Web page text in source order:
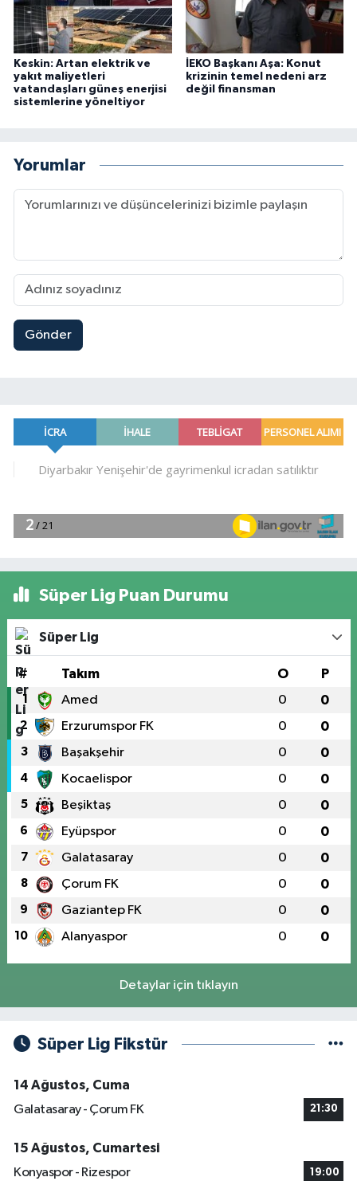
Keskin: Artan elektrik ve
yakıt maliyetleri
vatandaşları güneş enerjisi
sistemlerine yöneltiyor
İEKO Başkanı Aşa: Konut
krizinin temel nedeni arz
değil finansman
Yorumlar
Gönder
Süper Lig Puan Durumu
Süper Lig
# Takım O P
1 Amed 0 0
2 Erzurumspor FK 0 0
3 Başakşehir 0 0
4 Kocaelispor 0 0
5 Beşiktaş 0 0
6 Eyüpspor 0 0
7 Galatasaray 0 0
8 Çorum FK 0 0
9 Gaziantep FK 0 0
10 Alanyaspor 0 0
Detaylar için tıklayın
Süper Lig Fikstür
14 Ağustos, Cuma
Galatasaray - Çorum FK
21:30
15 Ağustos, Cumartesi
Konyaspor - Rizespor
19:00